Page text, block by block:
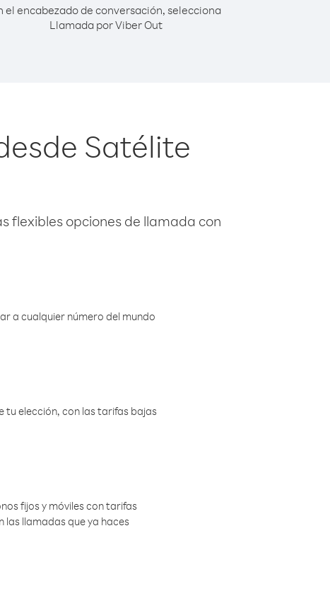
el encabezado de conversación, selecciona
Llamada por Viber Out
Satélite
flexibles opciones de llamada con
a cualquier número del mundo
tu elección, con las tarifas bajas
fijos y móviles con tarifas
las llamadas que ya haces